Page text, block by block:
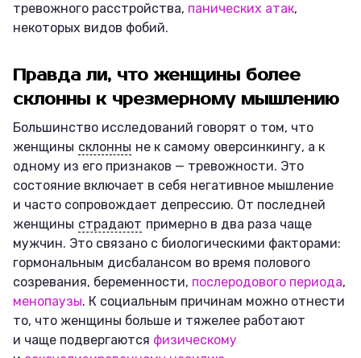
тревожного расстройства, панических атак,
некоторых видов фобий.
Правда ли, что женщины более
склонны к чрезмерному мышлению
Большинство исследований говорят о том, что
женщины склонны не к самому оверсинкингу, а к
одному из его признаков — тревожности. Это
состояние включает в себя негативное мышление
и часто сопровождает депрессию. От последней
женщины страдают примерно в два раза чаще
мужчин. Это связано с биологическими факторами:
гормональным дисбалансом во время полового
созревания, беременности, послеродового периода,
менопаузы. К социальным причинам можно отнести
то, что женщины больше и тяжелее работают
и чаще подвергаются физическому